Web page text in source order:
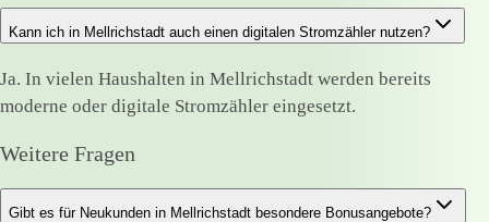
Kann ich in Mellrichstadt auch einen digitalen Stromzähler nutzen?
Ja. In vielen Haushalten in Mellrichstadt werden bereits
moderne oder digitale Stromzähler eingesetzt.
Weitere Fragen
Gibt es für Neukunden in Mellrichstadt besondere Bonusangebote?